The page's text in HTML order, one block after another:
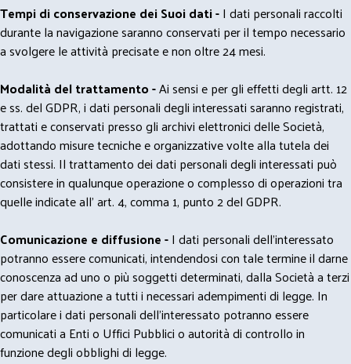
Tempi di conservazione dei Suoi dati -I dati personali raccolti
durante la navigazione saranno conservati per il tempo necessario
a svolgere le attività precisate e non oltre 24 mesi.
Modalità del trattamento -Ai sensi e per gli effetti degli artt. 12
e ss. del GDPR, i dati personali degli interessati saranno registrati,
trattati e conservati presso gli archivi elettronici delle Società,
adottando misure tecniche e organizzative volte alla tutela dei
dati stessi. Il trattamento dei dati personali degli interessati può
consistere in qualunque operazione o complesso di operazioni tra
quelle indicate all' art. 4, comma 1, punto 2 del GDPR.
Comunicazione e diffusione -I dati personali dell’interessato
potranno essere comunicati, intendendosi con tale termine il darne
conoscenza ad uno o più soggetti determinati, dalla Società a terzi
per dare attuazione a tutti i necessari adempimenti di legge. In
particolare i dati personali dell’interessato potranno essere
comunicati a Enti o Uffici Pubblici o autorità di controllo in
funzione degli obblighi di legge.